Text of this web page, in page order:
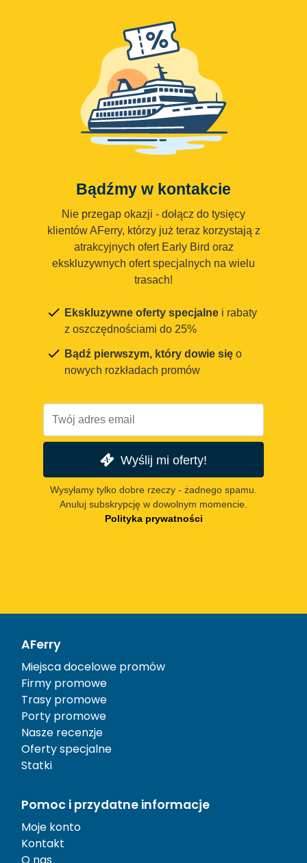
Bądźmy w kontakcie
Nie przegap okazji - dołącz do tysięcy
klientów AFerry, którzy już teraz korzystają z
atrakcyjnych ofert Early Bird oraz
ekskluzywnych ofert specjalnych na wielu
trasach!
Ekskluzywne oferty specjalne i rabaty
z oszczędnościami do 25%
Bądź pierwszym, który dowie się o
nowych rozkładach promów
Wyślij mi oferty!
Wysyłamy tylko dobre rzeczy - żadnego spamu.
Anuluj subskrypcję w dowolnym momencie.
Polityka prywatności
AFerry
Miejsca docelowe promów
Firmy promowe
Trasy promowe
Porty promowe
Nasze recenzje
Oferty specjalne
Statki
Pomoc i przydatne informacje
Moje konto
Kontakt
O nas